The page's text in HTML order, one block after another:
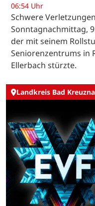
06:54 Uhr
Schwere
Sonntagnachmittag,
der mit seinem
Seniorenzentrums in
Ellerbach stürzte.
Landkreis Bad